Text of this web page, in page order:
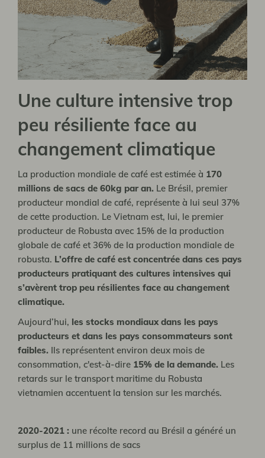
Une culture intensive trop
peu résiliente face au
changement climatique
La production mondiale de café est estimée à 170
millions de sacs de 60kg par an. Le Brésil, premier
producteur mondial de café, représente à lui seul 37%
de cette production. Le Vietnam est, lui, le premier
producteur de Robusta avec 15% de la production
globale de café et 36% de la production mondiale de
robusta. L’offre de café est concentrée dans ces pays
producteurs pratiquant des cultures intensives qui
s’avèrent trop peu résilientes face au changement
climatique.
Aujourd’hui, les stocks mondiaux dans les pays
producteurs et dans les pays consommateurs sont
faibles. Ils représentent environ deux mois de
consommation, c'est-à-dire 15% de la demande. Les
retards sur le transport maritime du Robusta
vietnamien accentuent la tension sur les marchés.
2020-2021 : une récolte record au Brésil a généré un
surplus de 11 millions de sacs